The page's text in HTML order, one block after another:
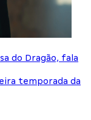
do Dragão, fala
temporada da